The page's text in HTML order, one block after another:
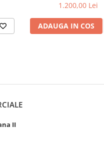
1.200,00 Lei
ADAUGA IN COS
II